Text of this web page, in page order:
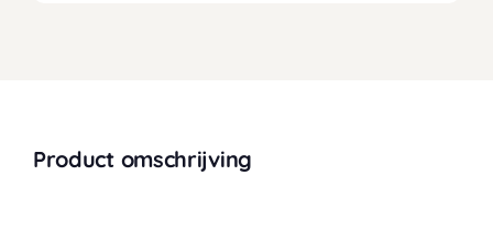
Product omschrijving